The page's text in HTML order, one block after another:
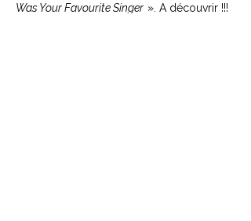
Was Your Favourite Singer ». A découvrir !!!